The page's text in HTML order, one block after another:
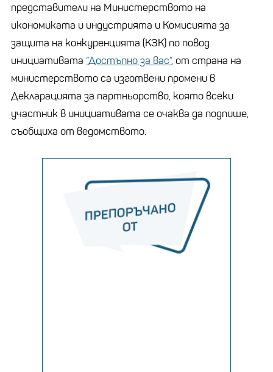
представители на Министерството на
икономиката и индустрията и Комисията за
защита на конкуренцията (КЗК) по повод
инициативата “Достъпно за вас”, от страна на
министерството са изготвени промени в
Декларацията за партньорство, която всеки
участник в инициативата се очаква да подпише,
съобщиха от ведомството.